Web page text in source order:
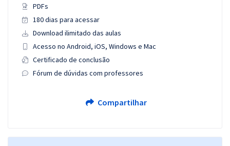
PDFs
180 dias para acessar
Download ilimitado das aulas
Acesso no Android, iOS, Windows e Mac
Certificado de conclusão
Fórum de dúvidas com professores
Compartilhar